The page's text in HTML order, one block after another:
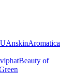
AnskinAromatica
Beauty of